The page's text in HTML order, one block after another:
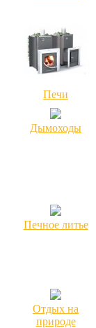
Печи
Дымоходы
Печное литье
Отдых на
природе